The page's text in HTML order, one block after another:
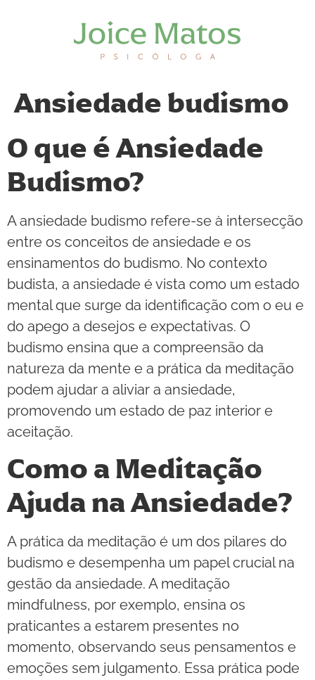
Ansiedade budismo
O que é Ansiedade
Budismo?
A ansiedade budismo refere-se à intersecção
entre os conceitos de ansiedade e os
ensinamentos do budismo. No contexto
budista, a ansiedade é vista como um estado
mental que surge da identificação com o eu e
do apego a desejos e expectativas. O
budismo ensina que a compreensão da
natureza da mente e a prática da meditação
podem ajudar a aliviar a ansiedade,
promovendo um estado de paz interior e
aceitação.
Como a Meditação
Ajuda na Ansiedade?
A prática da meditação é um dos pilares do
budismo e desempenha um papel crucial na
gestão da ansiedade. A meditação
mindfulness, por exemplo, ensina os
praticantes a estarem presentes no
momento, observando seus pensamentos e
emoções sem julgamento. Essa prática pode